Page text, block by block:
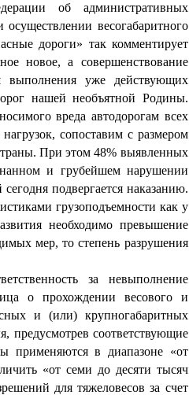
об административных
весогабаритного
дороги» так комментирует
новое, а совершенствование
выполнения уже действующих
нашей необъятной Родины.
вреда автодорогам всех
сопоставим с размером
При этом 48% выявленных
и грубейшем нарушении
подвергается наказанию.
грузоподъемности как у
необходимо превышение
мер, то степень разрушения
за невыполнение
о прохождении весового и
и (или) крупногабаритных
предусмотрев соответствующие
применяются в диапазоне «от
«от семи до десяти тысяч
для тяжеловесов за счет